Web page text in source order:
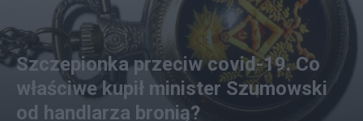
Szczepionka przeciw covid-19. Co
właściwe kupił minister Szumowski
od handlarza bronią?